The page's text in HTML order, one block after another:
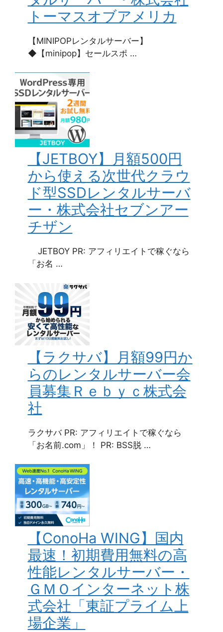
トーマスオブアメリカ
【MINIPOPレンタルサーバー】
◆【minipop】セールスポ …
【JETBOY】月額500円
から使える次世代クラウ
ド型SSDレンタルサーバ
ー・株式会社セブンアー
チザン
JETBOY PR: アフィリエイトで稼ぐなら
「お名 …
【ラクサバ】月額99円か
らのレンタルサーバー会
員募集Ｒｅｂｙｃ株式会
社
ラクサバ PR: アフィリエイトで稼ぐなら
「お名前.com」！ PR: BSS脱 …
【ConoHa WING】国内
最速！初期費用無料の高
性能レンタルサーバー・
ＧＭＯインターネット株
式会社「東証プライム上
場企業」